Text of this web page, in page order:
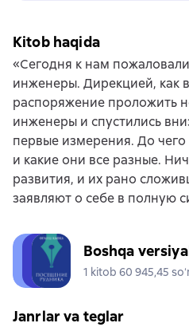
Kitob haqida
«Сегодня к нам
инженеры. Дирекцией, как
распоряжение проложить
инженеры и спустились
первые измерения. До
и какие они все разные.
развития, и их рано
заявляют о себе в полную
Boshqa
1 kitob 60 945,45
Janrlar va teglar